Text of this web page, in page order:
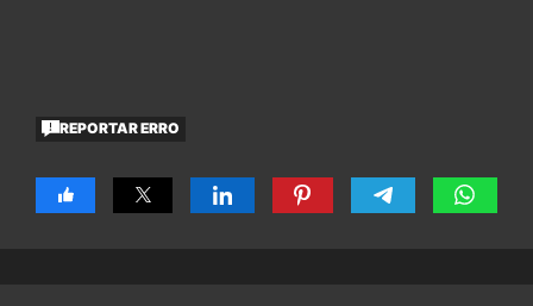
REPORTAR ERRO